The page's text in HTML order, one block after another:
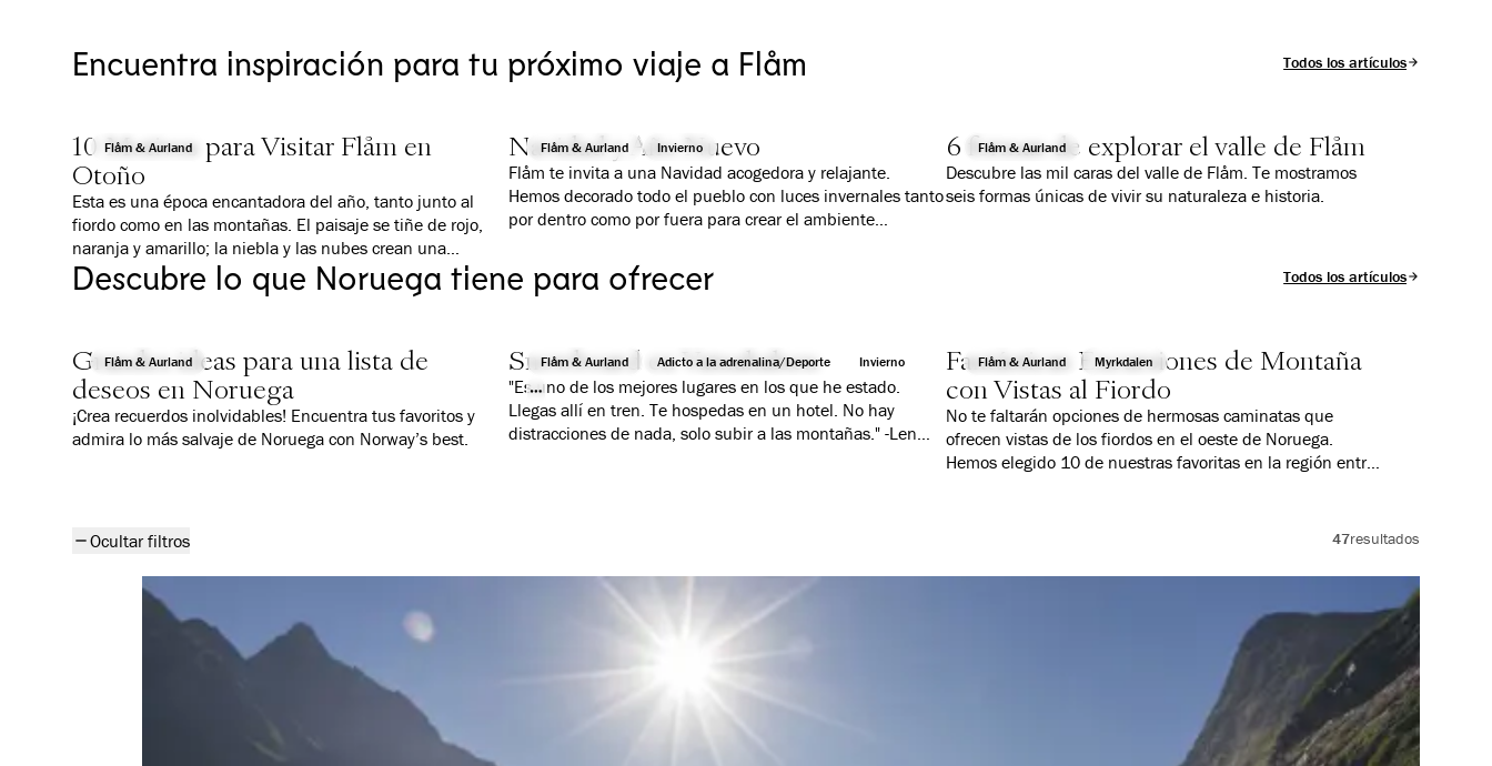
Encuentra inspiración para tu próximo viaje a Flåm Todos los artículos
Flåm & Aurland
10 Motivos para Visitar Flåm en
Otoño
Esta es una época encantadora del año, tanto junto al
fiordo como en las montañas. El paisaje se tiñe de rojo,
naranja y amarillo; la niebla y las nubes crean una
atmósfera mágica; y todo es un poco más tranquilo que en
verano. Te damos 10 buenas razones por las que deberías
interesado en actividades al aire libre o seas más del tipo
cultural.
Flåm & Aurland Invierno
Navidad y Año Nuevo
Flåm te invita a una Navidad acogedora y relajante.
Hemos decorado todo el pueblo con luces invernales tanto
por dentro como por fuera para crear el ambiente
para grandes y pequeños.
Flåm & Aurland
6 formas de explorar el valle de Flåm
Descubre las mil caras del valle de Flåm. Te mostramos
seis formas únicas de vivir su naturaleza e historia.
Descubre lo que Noruega tiene para ofrecer Todos los artículos
Flåm & Aurland
Grandes ideas para una lista de
deseos en Noruega
¡Crea recuerdos inolvidables! Encuentra tus favoritos y
admira lo más salvaje de Noruega con Norway’s best.
Flåm & Aurland Adicto a la adrenalina/Deporte Invierno
Snowboard en Vatnahalsen
"Es uno de los mejores lugares en los que he estado.
Llegas allí en tren. Te hospedas en un hotel. No hay
distracciones de nada, solo subir a las montañas." -Len
Flåm & Aurland Myrkdalen
Fantásticas Excursiones de Montaña
con Vistas al Fiordo
No te faltarán opciones de hermosas caminatas que
ofrecen vistas de los fiordos en el oeste de Noruega.
Hemos elegido 10 de nuestras favoritas en la región entre
Ocultar filtros 47resultados
Todos los artículos